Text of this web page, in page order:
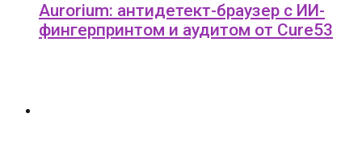
Aurorium: антидетект-браузер с ИИ-
фингерпринтом и аудитом от Cure53